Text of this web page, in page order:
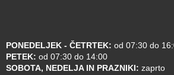
PONEDELJEK - ČETRTEK: od 07:30 do
PETEK: od 07:30 do 14:00
SOBOTA, NEDELJA IN PRAZNIKI: zaprto